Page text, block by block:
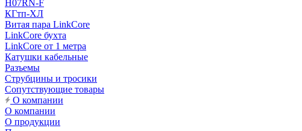
H07RN-F
КГтп-ХЛ
Витая пара LinkCore
LinkCore бухта
LinkCore от 1 метра
Катушки кабельные
Разъемы
Струбцины и тросики
Сопутствующие товары
О компании
О компании
О продукции